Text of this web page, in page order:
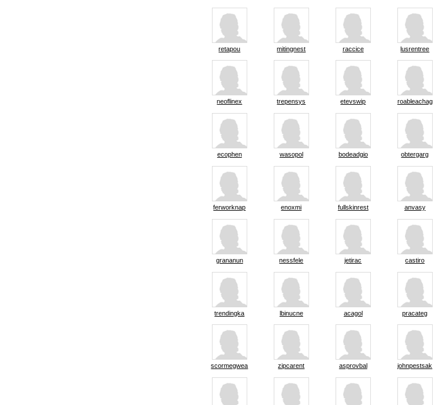
retapou mitingnest raccice lusrentree
neoflinex trepensys etevswip roableachag
ecophen wasopol bodeadgio obtergarg
ferworknap enoxmi fullskinrest anvasy
grananun nessfele jetirac castiro
trendingka lbinucne acagol pracateg
scormegwea zipcarent asprovbal johnpestsak